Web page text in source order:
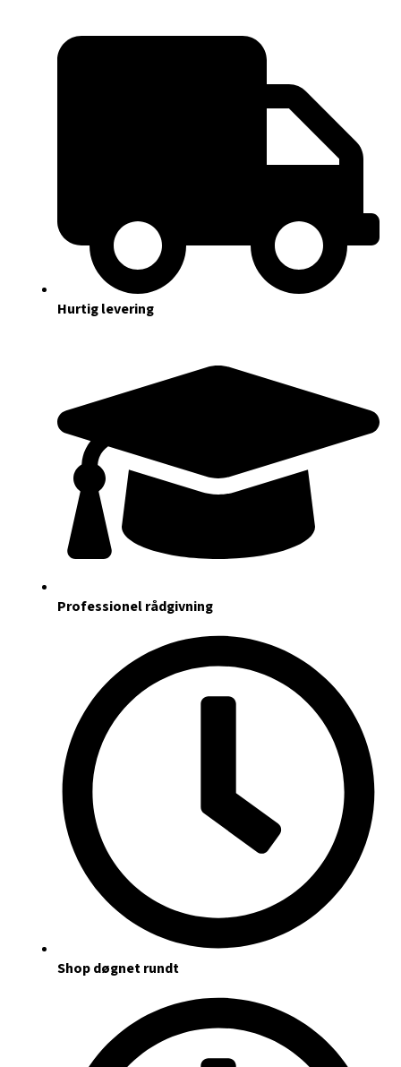
Hurtig levering
Professionel rådgivning
Shop døgnet rundt